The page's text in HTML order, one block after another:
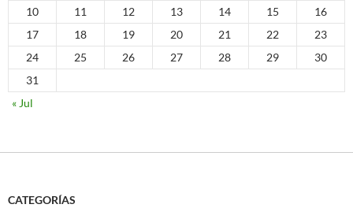
10
11 12 13 14 15
16
17
18 19 20 21 22
23
24
25 26 27 28 29
30
31
« Jul
CATEGORÍAS